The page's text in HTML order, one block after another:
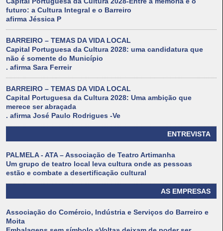
futuro: a Cultura Integral e o Barreiro
afirma Jéssica P
BARREIRO – TEMAS DA VIDA LOCAL
Capital Portuguesa da Cultura 2028: uma candidatura que
não é somente do Município
. afirma Sara Ferreir
BARREIRO – TEMAS DA VIDA LOCAL
Capital Portuguesa da Cultura 2028: Uma ambição que
merece ser abraçada
. afirma José Paulo Rodrigues -Ve
ENTREVISTA
PALMELA - ATA – Associação de Teatro Artimanha
Um grupo de teatro local leva cultura onde as pessoas
estão e combate a desertificação cultural
AS EMPRESAS
Associação do Comércio, Indústria e Serviços do Barreiro e
Moita